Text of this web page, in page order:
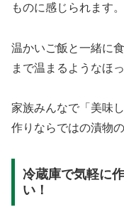
ものに感じられます。
温かいご飯と一緒に
まで温まるようなほ
家族みんなで「美味
作りならではの漬物
冷蔵庫で気軽に
い！